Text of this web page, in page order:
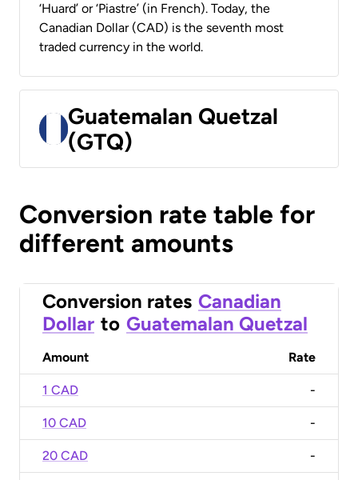
‘Huard’ or ‘Piastre’ (in French). Today, the
Canadian Dollar (CAD) is the seventh most
traded currency in the world.
Guatemalan Quetzal
(GTQ)
Conversion rate table for
different amounts
Conversion rates Canadian
Dollar to Guatemalan Quetzal
Amount Rate
1 CAD -
10 CAD -
20 CAD -